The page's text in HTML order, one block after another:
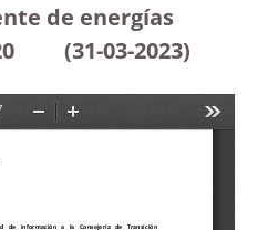
de energías
(31-03-2023)